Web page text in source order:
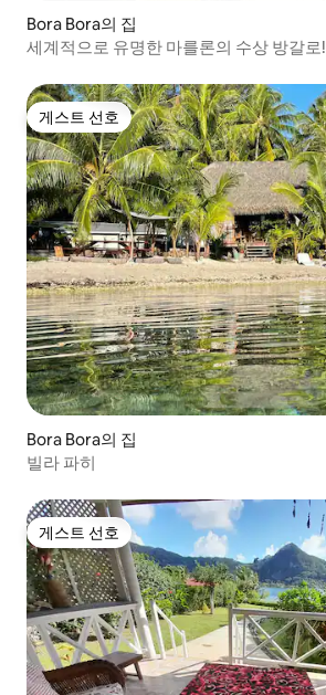
Bora Bora의 집
세계적으로 유명한 마를론의 수상 방갈로!
게스트 선호
게스트 선호
Bora Bora의 집
빌라 파히
게스트 선호
게스트 선호